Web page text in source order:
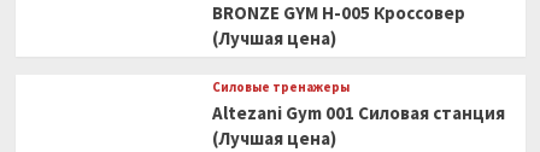
BRONZE GYM H-005 Кроссовер
(Лучшая цена)
Силовые тренажеры
Altezani Gym 001 Силовая станция
(Лучшая цена)